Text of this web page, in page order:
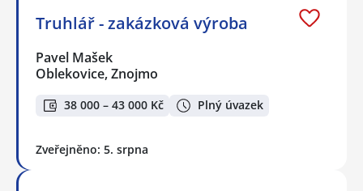
Truhlář - zakázková výroba
Pavel Mašek
Oblekovice, Znojmo
38 000 – 43 000 Kč Plný úvazek
Zveřejněno: 5. srpna